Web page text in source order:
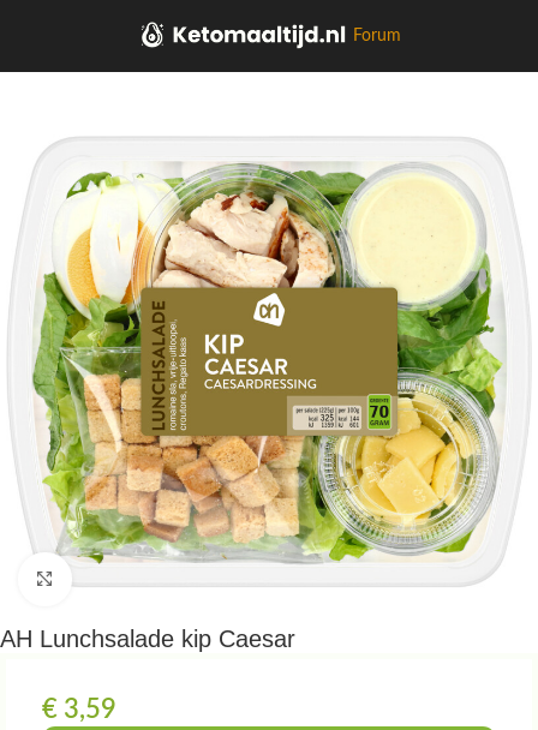
Forum
AH Lunchsalade kip Caesar
€ 3,59